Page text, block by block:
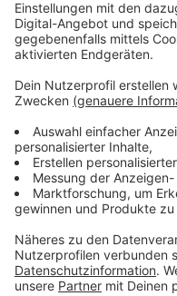
können -- diese
aber nicht zeitnah
Ausstellungsbetrieb für
Statik-Probleme
Ausstellung schon die
darunter aber nicht
Anzeige